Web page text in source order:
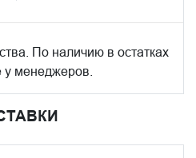
По наличию в остатках
у менеджеров.